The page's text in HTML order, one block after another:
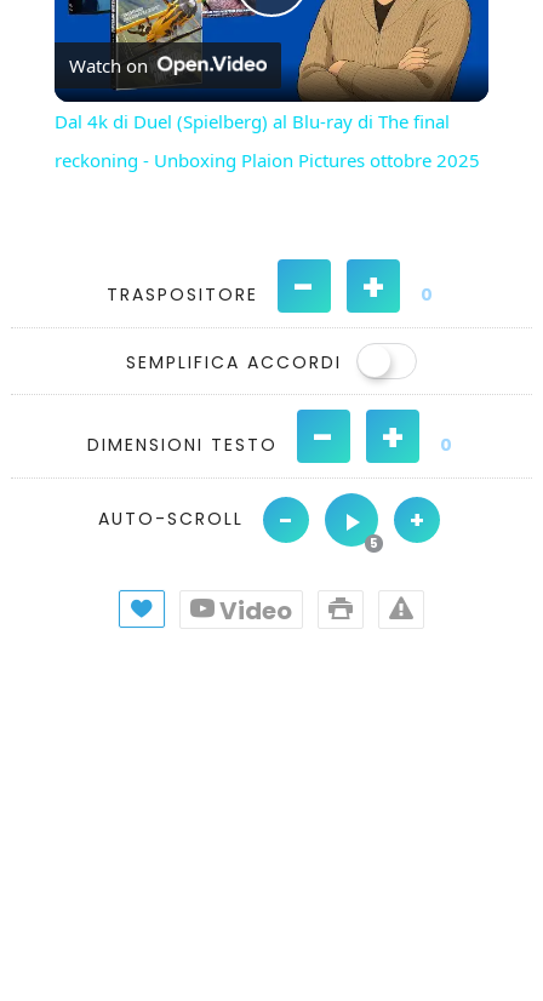
Play
Video
Watch on
Dal 4k di Duel (Spielberg) al Blu-ray di The final
reckoning - Unboxing Plaion Pictures ottobre 2025
TRASPOSITORE - + 0
SEMPLIFICA ACCORDI
DIMENSIONI TESTO - + 0
AUTO-SCROLL - +
Video